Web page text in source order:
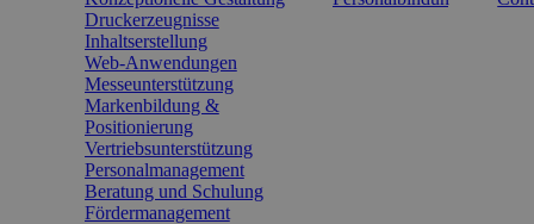
Druckerzeugnisse
Inhaltserstellung
Web-Anwendungen
Messeunterstützung
Markenbildung &
Positionierung
Vertriebsunterstützung
Personalmanagement
Beratung und Schulung
Fördermanagement